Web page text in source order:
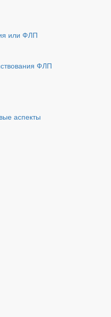
или ФЛП
ФЛП
аспекты